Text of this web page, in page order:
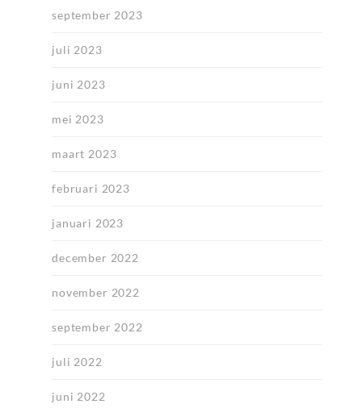
september 2023
juli 2023
juni 2023
mei 2023
maart 2023
februari 2023
januari 2023
december 2022
november 2022
september 2022
juli 2022
juni 2022